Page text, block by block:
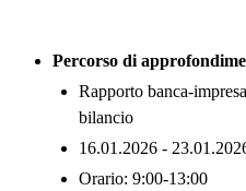
Percorso di
Rapporto banca-
bilancio
16.01.2026 -
Orario: 9:00-13:00